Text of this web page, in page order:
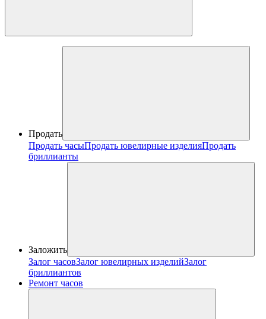
Продать
Продать часыПродать ювелирные изделияПродать
бриллианты
Заложить
Залог часовЗалог ювелирных изделийЗалог
бриллиантов
Ремонт часов